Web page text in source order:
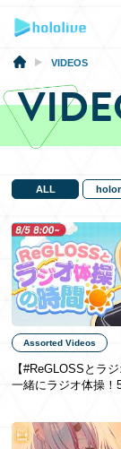
VIDEOS
ALL
Assorted Videos
【#ReGLOSSとラ
一緒にラジオ体操！